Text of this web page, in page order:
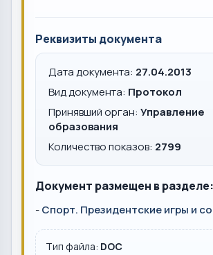
Реквизиты документа
Дата документа: 27.04.2013
Вид документа: Протокол
Принявший орган: Управление
образования
Количество показов: 2799
Документ размещен в разделе:
-Спорт. Президентские игры и
Тип файла: DOC